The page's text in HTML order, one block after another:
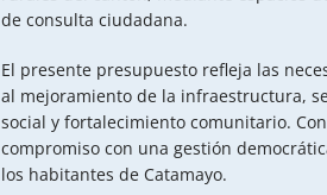
de consulta ciudadana.
El presente presupuesto refleja las
al mejoramiento de la infraestructura,
social y fortalecimiento comunitario.
compromiso con una gestión
los habitantes de Catamayo.